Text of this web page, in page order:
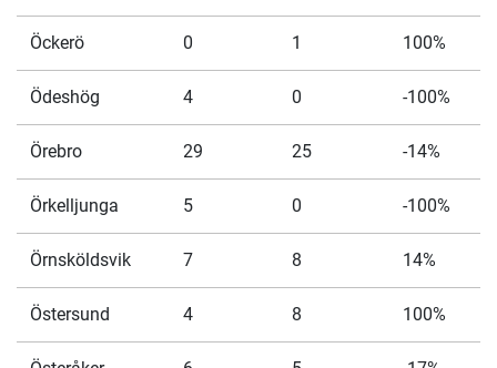
Öckerö 0 1 100%
Ödeshög 4 0 -100%
Örebro 29 25 -14%
Örkelljunga 5 0 -100%
Örnsköldsvik 7 8 14%
Östersund 4 8 100%